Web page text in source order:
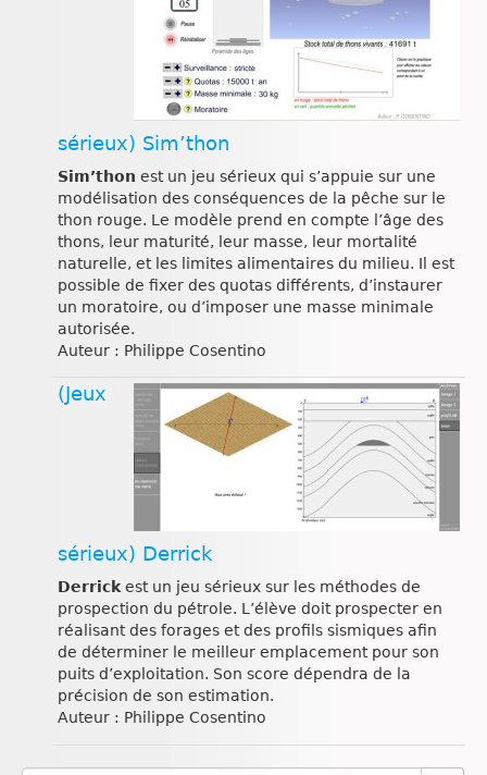
sérieux) Sim’thon
Sim’thon est un jeu sérieux qui s’appuie sur une
modélisation des conséquences de la pêche sur le
thon rouge. Le modèle prend en compte l’âge des
thons, leur maturité, leur masse, leur mortalité
naturelle, et les limites alimentaires du milieu. Il est
possible de fixer des quotas différents, d’instaurer
un moratoire, ou d’imposer une masse minimale
autorisée.
Auteur : Philippe Cosentino
(Jeux
sérieux) Derrick
Derrick est un jeu sérieux sur les méthodes de
prospection du pétrole. L’élève doit prospecter en
réalisant des forages et des profils sismiques afin
de déterminer le meilleur emplacement pour son
puits d’exploitation. Son score dépendra de la
précision de son estimation.
Auteur : Philippe Cosentino